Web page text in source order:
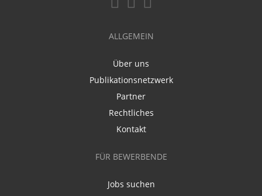
ALLGEMEIN
Über uns
Publikationsnetzwerk
Partner
Rechtliches
Kontakt
FÜR BEWERBENDE
Jobs suchen